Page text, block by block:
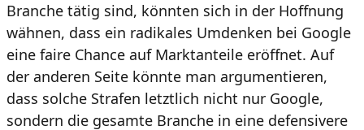
Branche tätig sind, könnten sich in der Hoffnung
wähnen, dass ein radikales Umdenken bei Google
eine faire Chance auf Marktanteile eröffnet. Auf
der anderen Seite könnte man argumentieren,
dass solche Strafen letztlich nicht nur Google,
sondern die gesamte Branche in eine defensivere